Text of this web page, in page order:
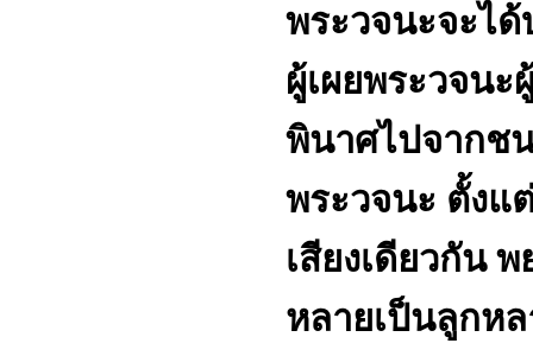
พระวจนะจะไ
ผู้เผยพระวจน
พินาศไปจากช
พระวจนะ ตั้งแ
เสียงเดียวกัน
หลายเป็นลูกห